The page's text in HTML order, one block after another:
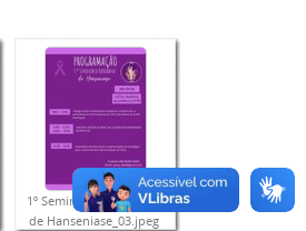
1º Seminário paraibano
de Hanseniase_03.jpeg